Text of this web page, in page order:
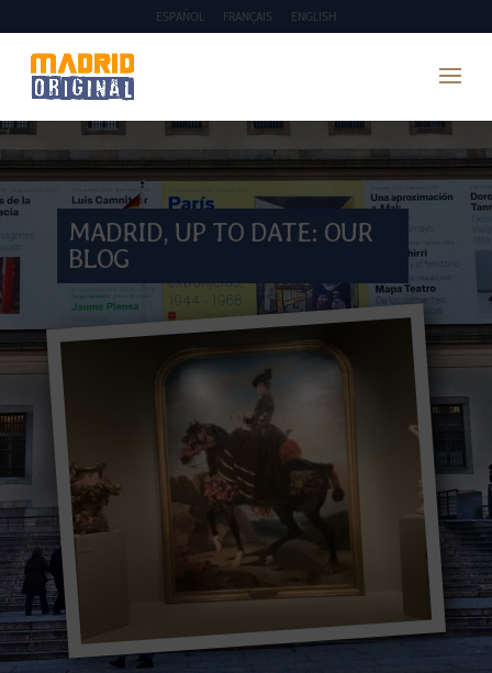
ESPAÑOL FRANÇAIS ENGLISH
MADRID, UP TO DATE: OUR
BLOG